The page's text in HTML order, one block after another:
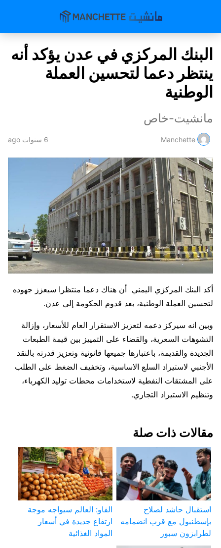
البنك المركزي في عدن يؤكد أنه
ينتظر دعما لتحسين العملة
الوطنية
مانشيت-خاص
Manchette 6 سنوات ago
أكد البنك المركزي اليمني أن هناك دعما منتظرا سيعزز جهوده
لتحسين العملة الوطنية، بعد قدوم الحكومة إلى عدن.
وبين انه سيركز دعمه لتعزيز الاستقرار العام للأسعار، وإزالة
التشوهات السعرية، والقضاء على التمييز بين قيمة الطبعات
الجديدة والقديمة، باعتبارها جميعها قانونية وتعزيز قدرته بالنقد
الأجنبي لاستيراد السلع الاساسية، وتخفيف الضغط على الطلب
على المشتقات النفطية لاستخدامات محطات توليد الكهرباء،
وتنظيم الاستيراد التجاري.
مقالات ذات صلة
استقبال حاشد لصلاح
بإسطنبول مع قرب انضمامه
لطرابزون سبور
الفاو: العالم سيواجه موجة
ارتفاع جديدة في أسعار
المواد الغذائية